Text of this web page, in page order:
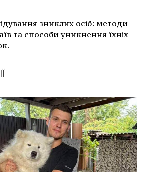
зниклих осіб: методи
та способи уникнення їхніх